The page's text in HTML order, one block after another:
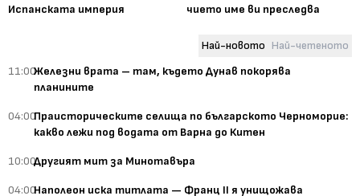
Испанската империя
чието име ви преследва
Най-новото Най-четеното
11:00Железни врата – там, където Дунав покорява
планините
04:00Праисторическите селища по българското Черноморие:
какво лежи под водата от Варна до Китен
10:00Другият мит за Минотавъра
04:00Наполеон иска титлата — Франц II я унищожава